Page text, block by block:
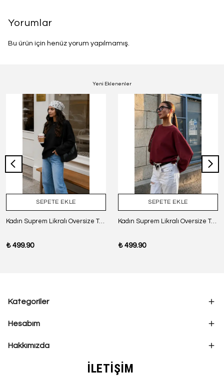
Yorumlar
Bu ürün için henüz yorum yapılmamış.
Yeni Eklenenler
SEPETE EKLE
Kadın Suprem Likralı Oversize T-Shirt - SİYAH
₺ 499.90
SEPETE EKLE
Kadın Suprem Likralı Oversize T-Shirt - BORDO
₺ 499.90
Kategoriler
Hesabım
Hakkımızda
İLETİŞİM